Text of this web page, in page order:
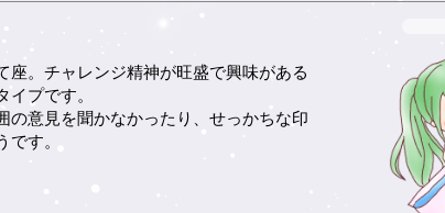
座。チャレンジ精神が旺盛で興味がある
プです。
の意見を聞かなかったり、せっかちな印
す。